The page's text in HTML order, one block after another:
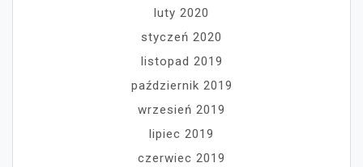
luty 2020
styczeń 2020
listopad 2019
październik 2019
wrzesień 2019
lipiec 2019
czerwiec 2019